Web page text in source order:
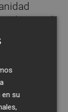
La
el
(LABIR)
(UME) y
en su